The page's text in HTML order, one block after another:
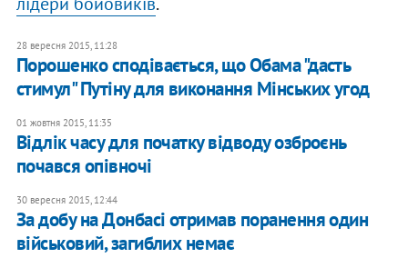
28 вересня 2015, 11:28
​Порошенко сподівається, що Обама "дасть
стимул" Путіну для виконання Мінських угод
01 жовтня 2015, 11:35
Відлік часу для початку відводу озброєнь
почався опівночі
30 вересня 2015, 12:44
За добу на Донбасі отримав поранення один
військовий, загиблих немає